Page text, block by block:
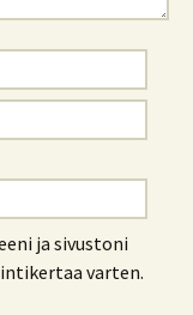
ja sivustoni
varten.